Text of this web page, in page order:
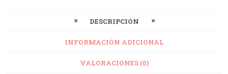
DESCRIPCIÓN
INFORMACIÓN ADICIONAL
VALORACIONES (0)